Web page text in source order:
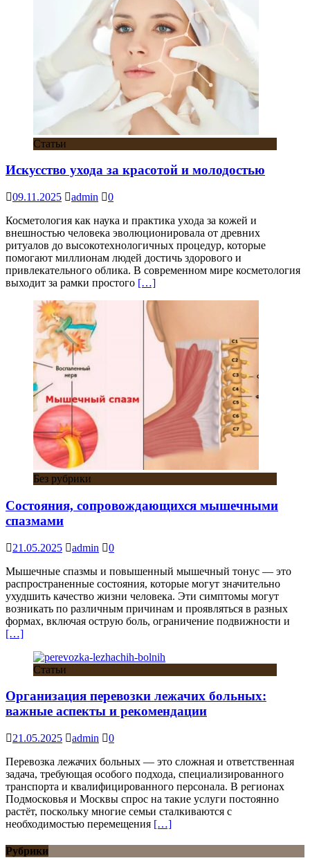
Статьи
Искусство ухода за красотой и молодостью
09.11.2025 admin
0
Косметология как наука и практика ухода за кожей и
внешностью человека эволюционировала от древних
ритуалов до высокотехнологичных процедур, которые
помогают миллионам людей достичь здорового и
привлекательного облика. В современном мире косметология
выходит за рамки простого […]
Без рубрики
Состояния, сопровождающихся мышечными
спазмами
21.05.2025 admin
0
Мышечные спазмы и повышенный мышечный тонус — это
распространенные состояния, которые могут значительно
ухудшить качество жизни человека. Эти симптомы могут
возникать по различным причинам и проявляться в разных
формах, включая острую боль, ограничение подвижности и
[…]
Статьи
Организация перевозки лежачих больных:
важные аспекты и рекомендации
21.05.2025 admin
0
Перевозка лежачих больных — это сложная и ответственная
задача, требующая особого подхода, специализированного
транспорта и квалифицированного персонала. В регионах
Подмосковья и Москвы спрос на такие услуги постоянно
растёт, поскольку многие семьи сталкиваются с
необходимостью перемещения […]
Рубрики